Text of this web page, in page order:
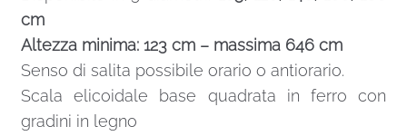
cm
Altezza minima: 123 cm – massima 646 cm
Senso di salita possibile orario o antiorario.
Scala elicoidale base quadrata in ferro con
gradini in legno